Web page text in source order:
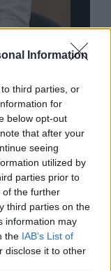
Information
third parties, or
for
below opt-out
that after your
seeing
utilized by
parties prior to
of the further
third parties on the
information may
the IAB’s List of
disclose it to other
το
του AI
Η
σου
κατοχή της το